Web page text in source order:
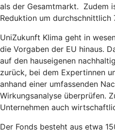
als der Gesamtmarkt. Zudem
Reduktion um durchschnittlich
UniZukunft Klima geht in
die Vorgaben der EU hinaus.
auf den hauseigenen
zurück, bei dem Expertinnen
anhand einer umfassenden
Wirkungsanalyse überprüfen.
Unternehmen auch
Der Fonds besteht aus etwa